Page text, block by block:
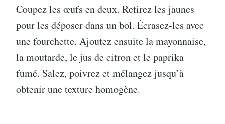
Coupez les œufs en deux. Retirez les jaunes
pour les déposer dans un bol. Écrasez-les avec
une fourchette. Ajoutez ensuite la mayonnaise,
la moutarde, le jus de citron et le paprika
fumé. Salez, poivrez et mélangez jusqu’à
obtenir une texture homogène.